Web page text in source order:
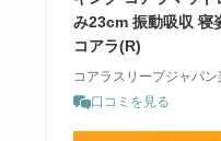
み23cm 振動吸収 寝
コアラ(R)
コアラスリープジャパ
口コミを見る